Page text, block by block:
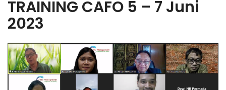
TRAINING CAFO 5 – 7 Juni
2023